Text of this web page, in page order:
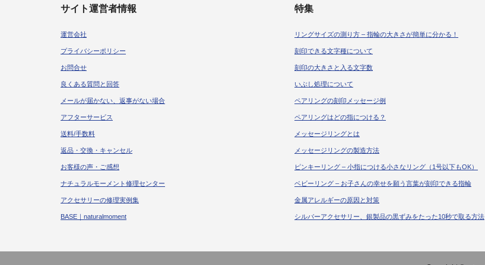
サイト運営者情報
運営会社
プライバシーポリシー
お問合せ
良くある質問と回答
メールが届かない、返事がない場合
アフターサービス
送料/手数料
返品・交換・キャンセル
お客様の声・ご感想
ナチュラルモーメント修理センター
アクセサリーの修理実例集
BASE｜naturalmoment
特集
リングサイズの測り方 – 指輪の大きさが簡単に分かる！
刻印できる文字種について
刻印の大きさと入る文字数
いぶし処理について
ペアリングの刻印メッセージ例
ペアリングはどの指につける？
メッセージリングとは
メッセージリングの製造方法
ピンキーリング – 小指につける小さなリング（1号以下もOK）
ベビーリング – お子さんの幸せを願う言葉が刻印できる指輪
金属アレルギーの原因と対策
シルバーアクセサリー、銀製品の黒ずみをたった10秒で取る方法